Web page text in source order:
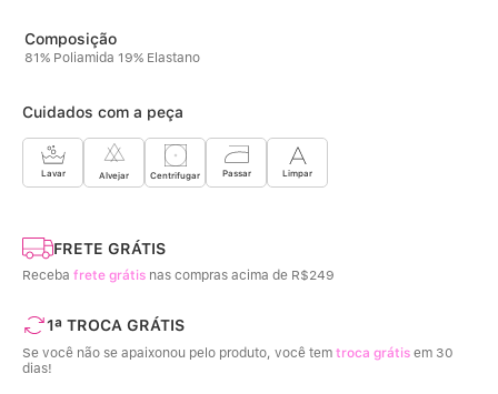
81% Poliamida 19% Elastano
Cuidados com a peça
Lavar Alvejar Centrifugar Passar Limpar
FRETE GRÁTIS
Receba frete grátis nas compras acima de R$249
1ª TROCA GRÁTIS
Se você não se apaixonou pelo produto, você tem troca grátis em 30
dias!